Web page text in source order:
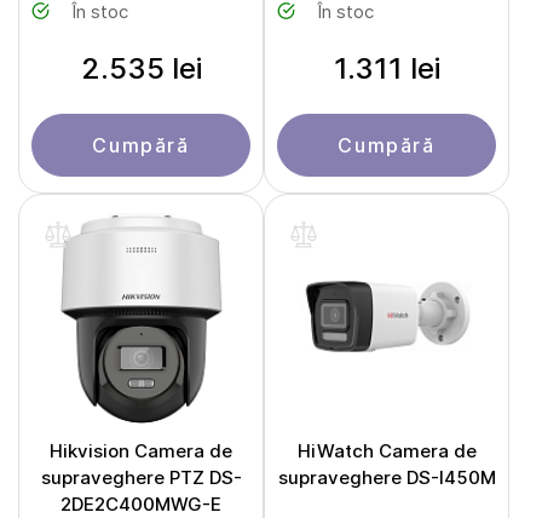
În stoc
2.535 lei
Cumpără
În stoc
1.311 lei
Cumpără
Hikvision Camera de
supraveghere PTZ DS-
2DE2C400MWG-E
HiWatch Camera de
supraveghere DS-I450M